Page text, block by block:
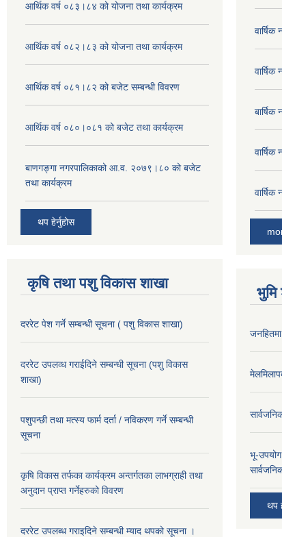
आर्थिक वर्ष ०८३।८४ को योजना तथा कार्यक्रम
आर्थिक वर्ष ०८२।८३ को योजना तथा कार्यक्रम
आर्थिक वर्ष ०८१।८२ को बजेट सम्बन्धी विवरण
आर्थिक वर्ष ०८०।०८१ को बजेट तथा कार्यक्रम
बाणगङ्गा नगरपालिकाको आ.व. २०७९।८० को बजेट
तथा कार्यक्रम
थप हेर्नुहोस
कृषि तथा पशु विकास शाखा
दररेट पेश गर्ने सम्बन्धी सूचना ( पशु विकास शाखा)
दररेट उपलव्ध गराईदिने सम्बन्धी सूचना (पशु विकास
शाखा)
पशुपन्छी तथा मत्स्य फार्म दर्ता / नविकरण गर्ने सम्बन्धी
सूचना
कृषि विकास तर्फका कार्यक्रम अन्तर्गतका लाभग्राही तथा
अनुदान प्राप्त गर्नेहरुको विवरण
दररेट उपलब्ध गराइदिने सम्बन्धी म्याद थपको सूचना ।
भुमि
भू-उपयोग
थप